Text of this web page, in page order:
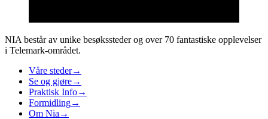
NIA består av unike besøkssteder og over 70 fantastiske opplevelser
i Telemark-området.
Våre steder→
Se og gjøre→
Praktisk Info→
Formidling→
Om Nia →